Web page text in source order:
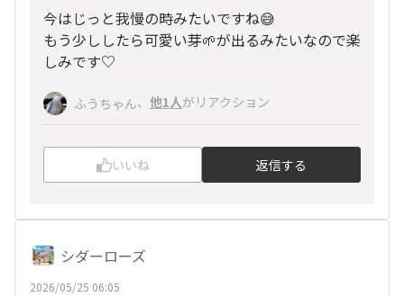
今はじっと我慢の時みたいですね😅
もう少ししたら可愛い芽🌱が出るみたいなので楽
しみです♡
ふうちゃん、 他1人がリアクション
いいね 返信する
シダーローズ
2026/05/25 06:05